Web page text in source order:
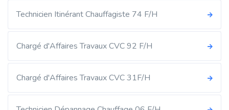
Technicien Itinérant Chauffagiste 74 F/H
Chargé d'Affaires Travaux CVC 92 F/H
Chargé d'Affaires Travaux CVC 31F/H